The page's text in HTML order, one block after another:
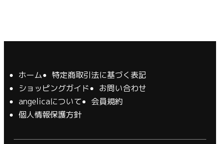
ホーム
特定商取引法に基づく表記
ショッピングガイド
お問い合わせ
angelicaについて
会員規約
個人情報保護方針